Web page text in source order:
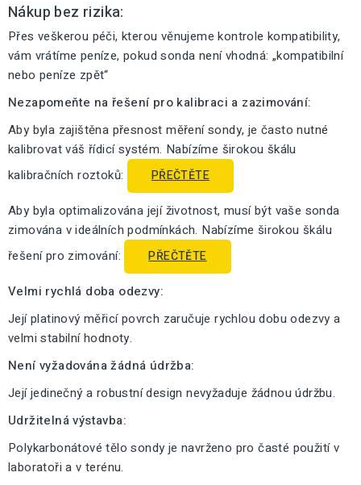
Nákup bez rizika:
Přes veškerou péči, kterou věnujeme kontrole kompatibility,
vám vrátíme peníze, pokud sonda není vhodná: „kompatibilní
nebo peníze zpět“
Nezapomeňte na řešení pro kalibraci a zazimování:
Aby byla zajištěna přesnost měření sondy, je často nutné
kalibrovat váš řídicí systém. Nabízíme širokou škálu
kalibračních roztoků:
PŘEČTĚTE
Aby byla optimalizována její životnost, musí být vaše sonda
zimována v ideálních podmínkách. Nabízíme širokou škálu
řešení pro zimování:
PŘEČTĚTE
Velmi rychlá doba odezvy:
Její platinový měřicí povrch zaručuje rychlou dobu odezvy a
velmi stabilní hodnoty.
Není vyžadována žádná údržba:
Její jedinečný a robustní design nevyžaduje žádnou údržbu.
Udržitelná výstavba:
Polykarbonátové tělo sondy je navrženo pro časté použití v
laboratoři a v terénu.